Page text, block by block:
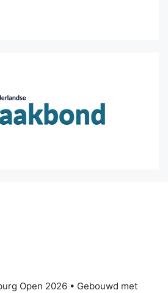
Open 2026• Gebouwd met